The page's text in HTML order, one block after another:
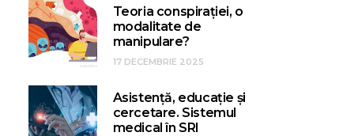
Teoria conspirației, o
modalitate de
manipulare?
17 DECEMBRIE 2025
Asistență, educație și
cercetare. Sistemul
medical în SRI